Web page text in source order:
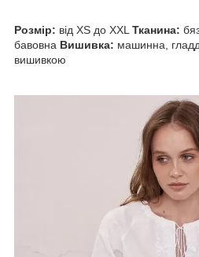
Розмір: від XS до XXL Тканина:
бавовна Вишивка: машинна,
вишивкою